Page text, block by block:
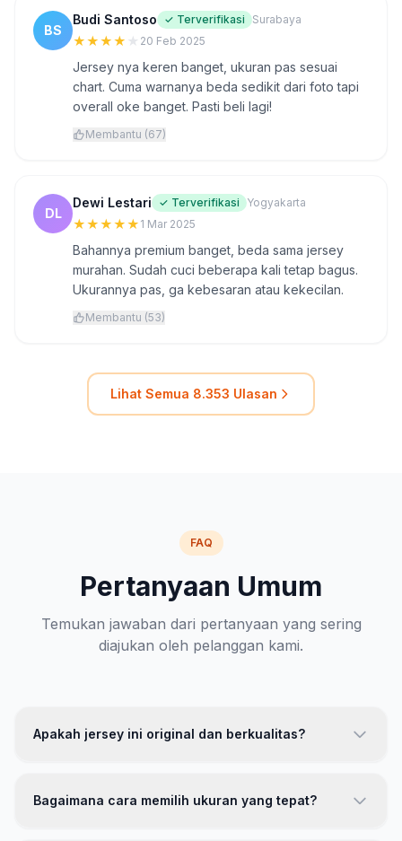
BS
Budi Santoso ✓ Terverifikasi Surabaya
★★★★ ★ 20 Feb 2025
Jersey nya keren banget, ukuran pas sesuai
chart. Cuma warnanya beda sedikit dari foto tapi
overall oke banget. Pasti beli lagi!
Membantu (67)
DL
Dewi Lestari ✓ Terverifikasi Yogyakarta
★★★★★ 1 Mar 2025
Bahannya premium banget, beda sama jersey
murahan. Sudah cuci beberapa kali tetap bagus.
Ukurannya pas, ga kebesaran atau kekecilan.
Membantu (53)
Lihat Semua 8.353 Ulasan
FAQ
Pertanyaan Umum
Temukan jawaban dari pertanyaan yang sering
diajukan oleh pelanggan kami.
Apakah jersey ini original dan berkualitas?
dengan teknologi breathable. Setiap produk melewati
Bagaimana cara memilih ukuran yang tepat?